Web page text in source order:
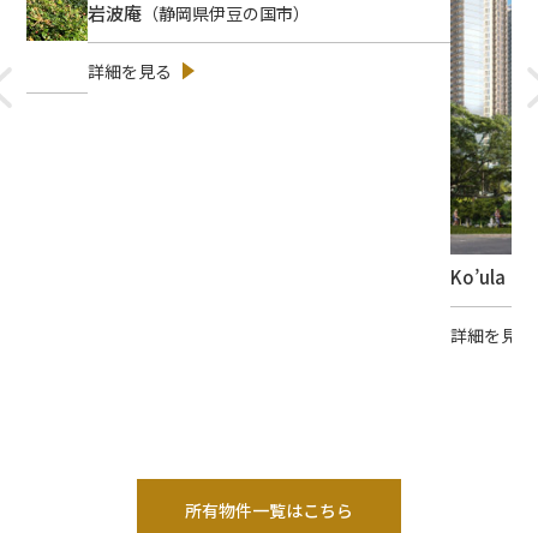
岩波庵 （静岡県伊豆の国市）
詳細を見る
Ko’ula
詳細を見る
所有物件一覧はこちら